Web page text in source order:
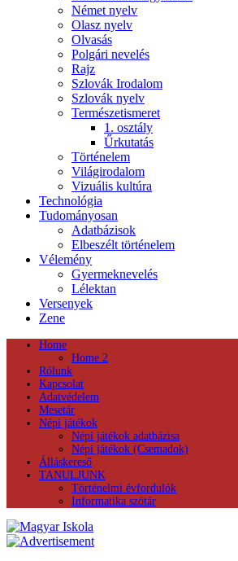
Német nyelv
Olasz nyelv
Olvasás
Polgári nevelés
Rajz
Szlovák Irodalom
Szlovák nyelv
Természetismeret
1. osztály
Űrkutatás
Történelem
Világirodalom
Vizuális kultúra
Technológia
Tudományosan
Adatbázisok
Elbeszélt történelem
Vélemény
Gyermeknevelés
Lélektan
Versenyek
Zene
Home
Home 2
Rólunk
Kapcsolat
Adatvédelem
Mesetár
Népi játékok
Népi játékok adatbázisa
Népi játékok (Csemadok)
Álláskereső
TANULJUNK
Történelmi évfordulók
Informatika szótár